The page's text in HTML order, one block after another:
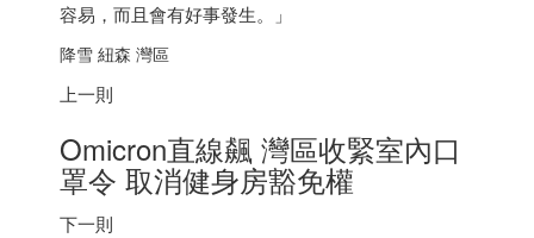
容易，而且會有好事發生。」
降雪 紐森 灣區
上一則
Omicron直線飆 灣區收緊室內口
罩令 取消健身房豁免權
下一則